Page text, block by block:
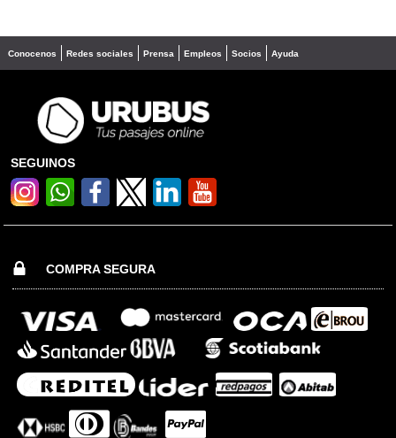
Conocenos Redes sociales Prensa Empleos Socios Ayuda
SEGUINOS
COMPRA SEGURA